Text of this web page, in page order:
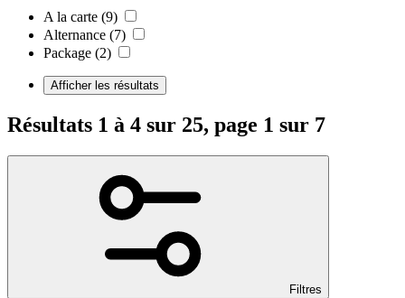
A la carte (9)
Alternance (7)
Package (2)
Afficher les résultats
Résultats 1 à 4 sur 25, page 1 sur 7
Filtres